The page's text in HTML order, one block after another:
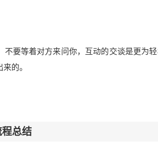
不要等着对方来问你，互动的交谈是更为
的。
总结